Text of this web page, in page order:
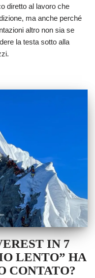
diretto al lavoro che
ma anche perché
altro non sia se
la testa sotto alla
IN 7
LENTO” HA
CONTATO?